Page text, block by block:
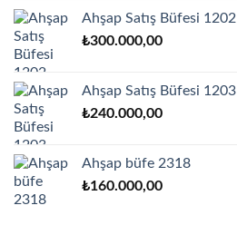
Ahşap Satış Büfesi 1202
₺300.000,00
Ahşap Satış Büfesi 1203
₺240.000,00
Ahşap büfe 2318
₺160.000,00